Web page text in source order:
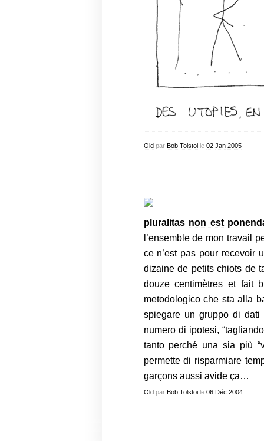
Old par Bob Tolstoile 02 Jan 2005
pluralitas non est
l’ensemble de mon travail
ce n’est pas pour recevoir
dizaine de petits chiots de
douze centimètres etfait
metodologico che sta alla
spiegare un gruppo di
numero di ipotesi,
tanto perché una sia più
permette di risparmiare
garçons aussi avide ça…
Oldpar Bob Tolstoile 06 Déc 2004